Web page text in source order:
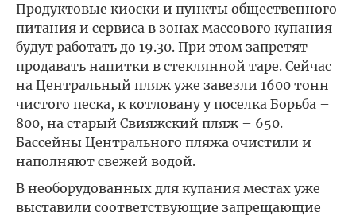
Продуктовые киоски и пункты общественного
питания и сервиса в зонах массового купания
будут работать до 19.30. При этом запретят
продавать напитки в стеклянной таре. Сейчас
на Центральный пляж уже завезли 1600 тонн
чистого песка, к котловану у поселка Борьба –
800, на старый Свияжский пляж – 650.
Бассейны Центрального пляжа очистили и
наполняют свежей водой.
В необорудованных для купания местах уже
выставили соответствующие запрещающие